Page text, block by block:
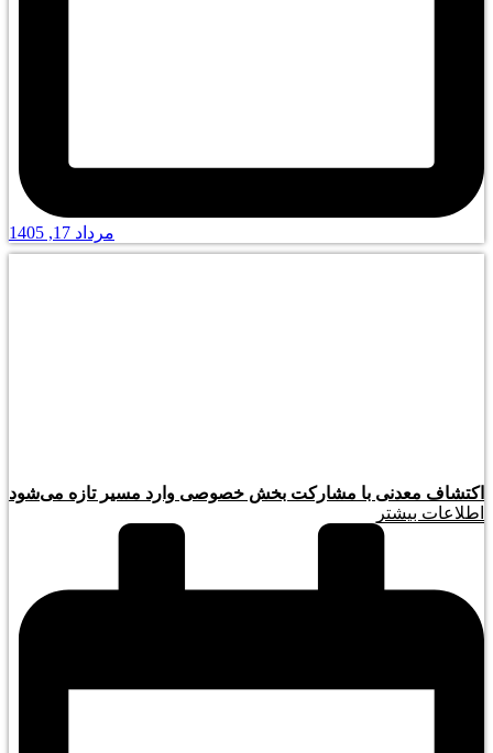
مرداد 17, 1405
اکتشاف معدنی با مشارکت بخش خصوصی وارد مسیر تازه می‌شود
اطلاعات بیشتر